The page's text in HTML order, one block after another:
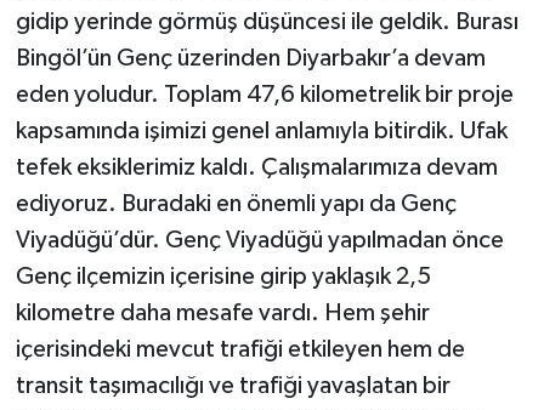
gidip yerinde görmüş düşüncesi ile geldik. Burası
Bingöl’ün Genç üzerinden Diyarbakır’a devam
eden yoludur. Toplam 47,6 kilometrelik bir proje
kapsamında işimizi genel anlamıyla bitirdik. Ufak
tefek eksiklerimiz kaldı. Çalışmalarımıza devam
ediyoruz. Buradaki en önemli yapı da Genç
Viyadüğü’dür. Genç Viyadüğü yapılmadan önce
Genç ilçemizin içerisine girip yaklaşık 2,5
kilometre daha mesafe vardı. Hem şehir
içerisindeki mevcut trafiği etkileyen hem de
transit taşımacılığı ve trafiği yavaşlatan bir